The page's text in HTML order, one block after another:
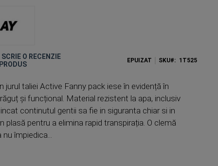
O RECENZIE
EPUIZAT SKU 1T525
jurul taliei Active Fanny pack iese în evidență în
și funcțional. Material rezistent la apa, inclusiv
continutul gentii sa fie in siguranta chiar si in
plasă pentru a elimina rapid transpirația. O clemă
împiedica...